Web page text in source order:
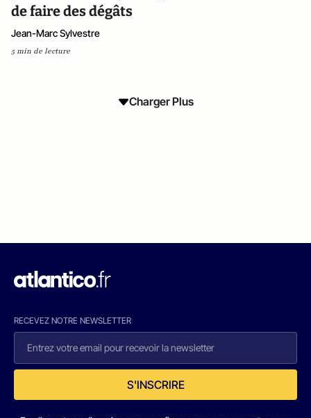
de faire des dégâts
Jean-Marc Sylvestre
5 min de lecture
Charger Plus
RECEVEZ NOTRE NEWSLETTER
S'INSCRIRE